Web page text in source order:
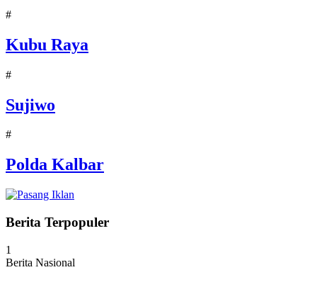
#
Kubu Raya
#
Sujiwo
#
Polda Kalbar
Berita Terpopuler
1
Berita Nasional